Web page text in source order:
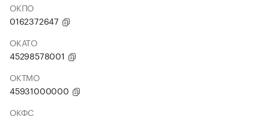
ОКПО
0162372647
ОКАТО
45298578001
ОКТМО
45931000000
ОКФС